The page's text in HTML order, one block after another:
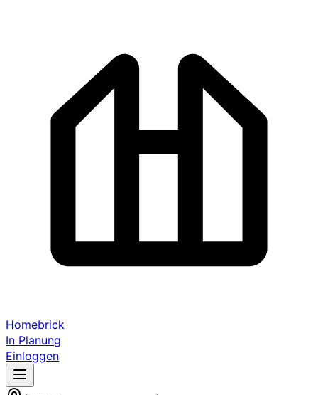
Homebrick
In Planung
Einloggen